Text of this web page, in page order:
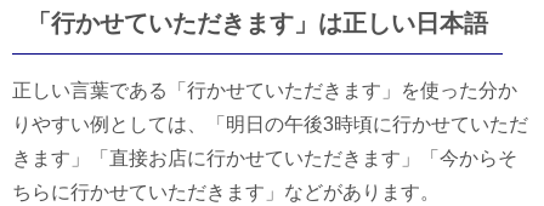
「行かせていただきます」は正しい日本語
正しい言葉である「行かせていただきます」を使った分か
りやすい例としては、「明日の午後3時頃に行かせていただ
きます」「直接お店に行かせていただきます」「今からそ
ちらに行かせていただきます」などがあります。